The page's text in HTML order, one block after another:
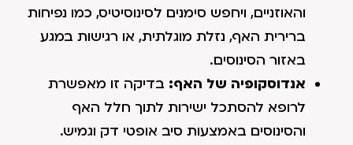
והאוזניים, ויחפש סימנים לסינוסיטיס, כמו נפיחות
ברירית האף, נזלת מוגלתית, או רגישות במגע
באזור הסינוסים.
אנדוסקופיה של האף: בדיקה זו מאפשרת
לרופא להסתכל ישירות לתוך חלל האף
והסינוסים באמצעות סיב אופטי דק וגמיש.